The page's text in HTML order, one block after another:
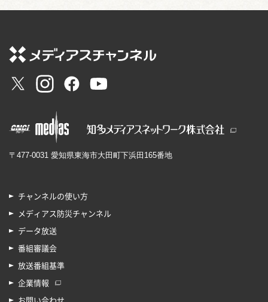
〒477-0031 愛知県東海市大田町下浜田165番地
チャンネルの使い方
メディアス防災チャンネル
データ放送
番組審議会
放送番組基準
企業情報
お問い合わせ